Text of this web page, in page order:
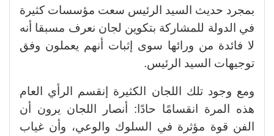
بمجرد حديث السيد الرئيس سعت مؤسسات كثيرة
في الدولة للمشاركة بتكوين لجان نعرف مسبقا أنه
لا فائدة من ورائها سوى إثبات أنهم يعملون وفق
توجيهات السيد الرئيس.
ومع وجود تلك اللجان الكثيرة إنقسم الرأي العام
هذه المرة انقسامًا حادًا: أنصار اللجان يرون أن
الفن قوة مؤثرة في السلوك والوعي، وأن غياب